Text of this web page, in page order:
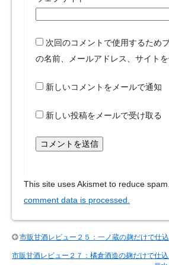
次回のコメントで使用するため
の名前、メールアドレス、サイトを
新しいコメントをメールで通知
新しい投稿をメールで受け取る
This site uses Akismet to reduce spam.
comment data is processed.
市販甘酒レビュー２５：一ノ蔵の麹だけで仕
市販甘酒レビュー２７：橘倉酒造の麹だけで仕